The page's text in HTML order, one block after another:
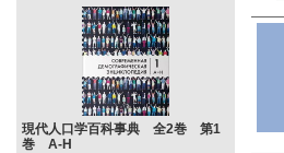
現代人口学百科事典 全2巻 第1
巻 А-Н